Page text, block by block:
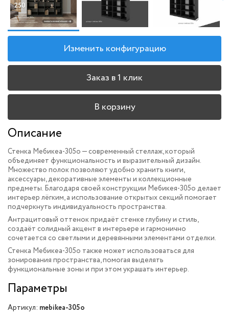
Изменить конфигурацию
Заказ в 1 клик
В корзину
Описание
Стенка Мебикеа-305o — современный стеллаж, который
объединяет функциональность и выразительный дизайн.
Множество полок позволяют удобно хранить книги,
аксессуары, декоративные элементы и коллекционные
предметы. Благодаря своей конструкции Мебикея-305o делает
интерьер лёгким, а использование открытых секций помогает
подчеркнуть индивидуальность пространства.
Антрацитовый оттенок придаёт стенке глубину и стиль,
создаёт солидный акцент в интерьере и гармонично
сочетается со светлыми и деревянными элементами отделки.
Стенка Мебикеа-305o также может использоваться для
зонирования пространства, помогая выделять
функциональные зоны и при этом украшать интерьер.
Параметры
Артикул: mebikea-305o